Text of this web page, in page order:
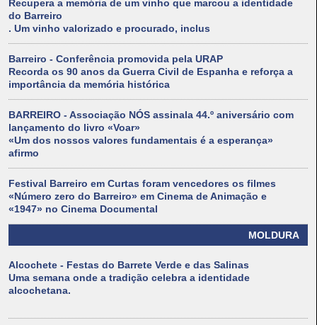
Recupera a memória de um vinho que marcou a identidade
do Barreiro
. Um vinho valorizado e procurado, inclus
Barreiro - Conferência promovida pela URAP
Recorda os 90 anos da Guerra Civil de Espanha e reforça a
importância da memória histórica
BARREIRO - Associação NÓS assinala 44.º aniversário com
lançamento do livro «Voar»
«Um dos nossos valores fundamentais é a esperança»
afirmo
Festival Barreiro em Curtas foram vencedores os filmes
«Número zero do Barreiro» em Cinema de Animação e
«1947» no Cinema Documental
MOLDURA
Alcochete - Festas do Barrete Verde e das Salinas
Uma semana onde a tradição celebra a identidade
alcochetana.